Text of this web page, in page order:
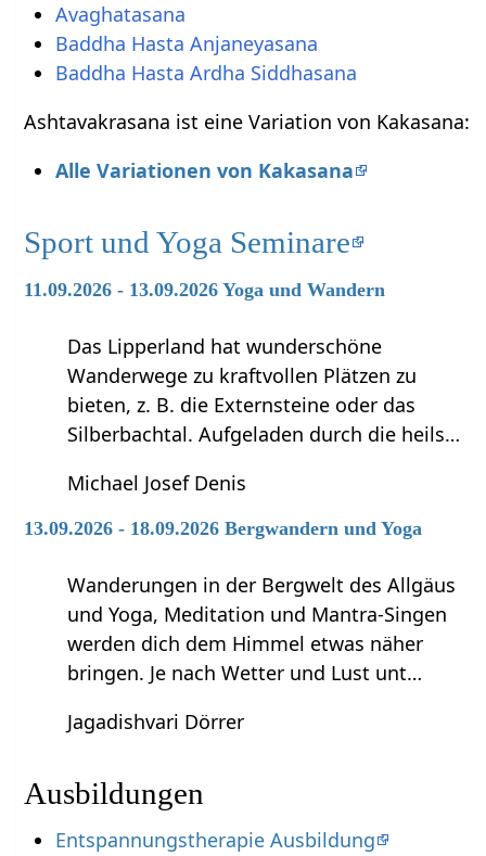
Avaghatasana
Baddha Hasta Anjaneyasana
Baddha Hasta Ardha Siddhasana
Ashtavakrasana ist eine Variation von Kakasana:
Alle Variationen von Kakasana
Sport und Yoga Seminare
11.09.2026 - 13.09.2026 Yoga und Wandern
Das Lipperland hat wunderschöne
Wanderwege zu kraftvollen Plätzen zu
bieten, z. B. die Externsteine oder das
Silberbachtal. Aufgeladen durch die heils…
Michael Josef Denis
13.09.2026 - 18.09.2026 Bergwandern und Yoga
Wanderungen in der Bergwelt des Allgäus
und Yoga, Meditation und Mantra-Singen
werden dich dem Himmel etwas näher
bringen. Je nach Wetter und Lust unt…
Jagadishvari Dörrer
Ausbildungen
Entspannungstherapie Ausbildung